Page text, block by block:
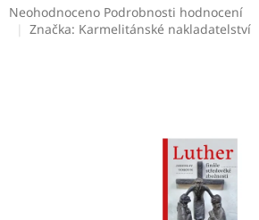
Průměrné
hodnocení
Neohodnoceno Podrobnosti hodnocení
Značka: Karmelitánské nakladatelství